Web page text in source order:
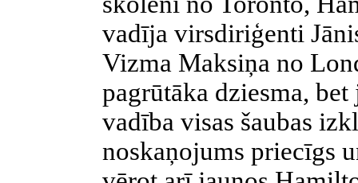
vadīja virsdiriģenti
Vizma Maksiņa no
pagrūtāka dziesma,
vadība visas šaubas
noskaņojums priecīgs